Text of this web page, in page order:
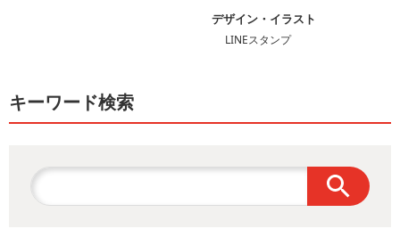
デザイン・イラスト
LINEスタンプ
キーワード検索